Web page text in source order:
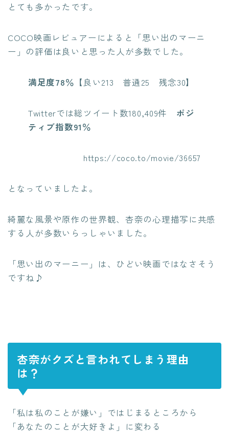
とても多かったです。
COCO映画レビュアーによると「思い出のマーニ
ー」の評価は良いと思った人が多数でした。
満足度78％ 【良い213 普通25 残念30】
Twitterでは総ツイート数180,409件 ポジ
ティブ指数91％
https://coco.to/movie/36657
となっていましたよ。
綺麗な風景や原作の世界観、杏奈の心理描写に共感
する人が多数いらっしゃいました。
「思い出のマーニー」は、ひどい映画ではなさそう
ですね♪
杏奈がクズと言われてしまう理由
は？
「私は私のことが嫌い」ではじまるところから
「あなたのことが大好きよ」に変わる